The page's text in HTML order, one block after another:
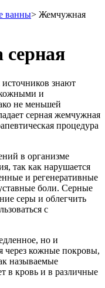
ванны> Жемчужная
знают
и
не меньшей
серная жемчужная
процедура
в организме
так как нарушается
и регенеративные
боли. Серные
серы и облегчить
с
но и
через кожные покровы,
называемые
в кровь и в различные